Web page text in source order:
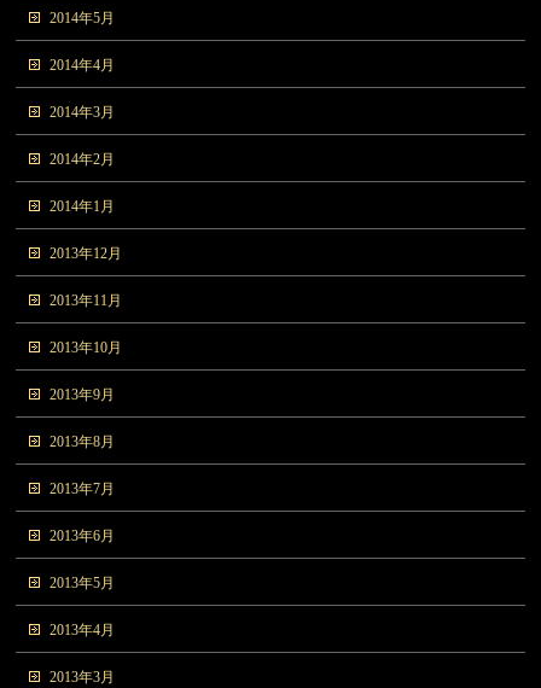
2014年5月
2014年4月
2014年3月
2014年2月
2014年1月
2013年12月
2013年11月
2013年10月
2013年9月
2013年8月
2013年7月
2013年6月
2013年5月
2013年4月
2013年3月